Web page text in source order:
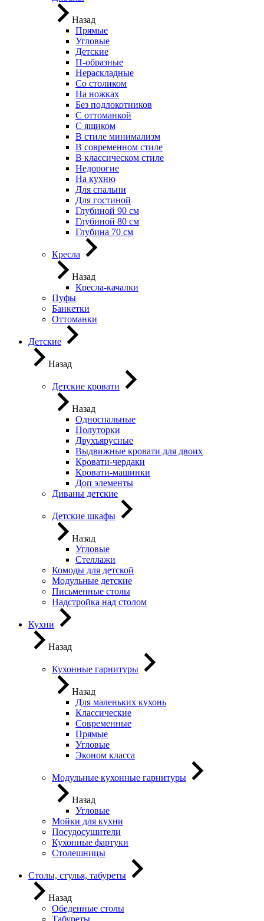
Назад
Прямые
Угловые
Детские
П-образные
Нераскладные
Со столиком
На ножках
Без подлокотников
С оттоманкой
С ящиком
В стиле минимализм
В современном стиле
В классическом стиле
Недорогие
На кухню
Для спальни
Для гостиной
Глубиной 90 см
Глубиной 80 см
Глубина 70 см
Кресла
Назад
Кресла-качалки
Пуфы
Банкетки
Оттоманки
Детские
Назад
Детские кровати
Назад
Односпальные
Полуторки
Двухъярусные
Выдвижные кровати для двоих
Кровати-чердаки
Кровати-машинки
Доп элементы
Диваны детские
Детские шкафы
Назад
Угловые
Стеллажи
Комоды для детской
Модульные детские
Письменные столы
Надстройка над столом
Кухни
Назад
Кухонные гарнитуры
Назад
Для маленьких кухонь
Классические
Современные
Прямые
Угловые
Эконом класса
Модульные кухонные гарнитуры
Назад
Угловые
Мойки для кухни
Посудосушители
Кухонные фартуки
Столешницы
Столы, стулья, табуреты
Назад
Обеденные столы
Табуреты